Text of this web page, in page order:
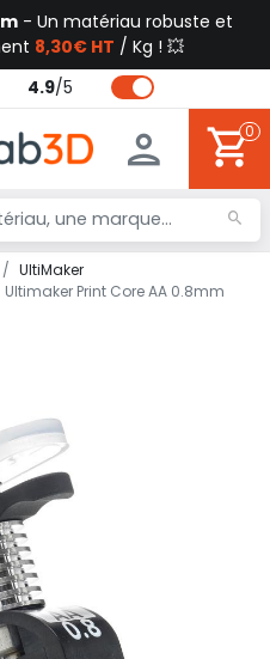
- Un matériau robuste et
8,30€ HT / Kg ! 💥
4.9/5
0
UltiMaker
Ultimaker Print Core AA 0.8mm